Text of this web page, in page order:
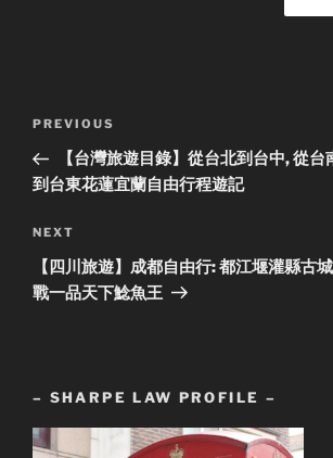
Previous
Post
PREVIOUS
【台灣旅遊目錄】從台北到台中, 從
到台東花蓮宜蘭自由行程遊記
Next
Post
NEXT
【四川旅遊】成都自由行: 都江堰灌縣古
戰一品天下鯰魚王
– SHARPE LAW PROFILE –